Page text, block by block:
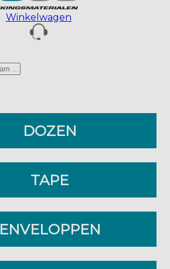
Winkelwagen
DOZEN
TAPE
ENVELOPPEN